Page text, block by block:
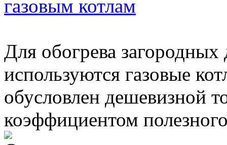
газовым котлам
Для обогрева
используются газовые
обусловлен дешевизной
коэффициентом